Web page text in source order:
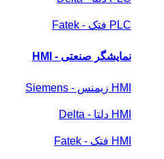
PLC فتک - Fatek
نمایشگر صنعتی - HMI
HMI زیمنس - Siemens
HMI دلتا - Delta
HMI فتک - Fatek